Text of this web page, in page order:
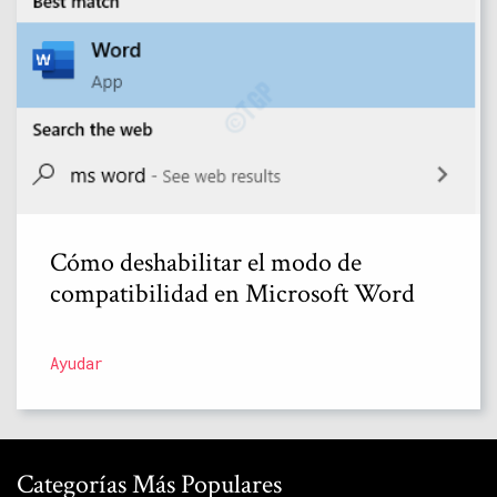
Cómo deshabilitar el modo de
compatibilidad en Microsoft Word
Ayudar
Categorías Más Populares